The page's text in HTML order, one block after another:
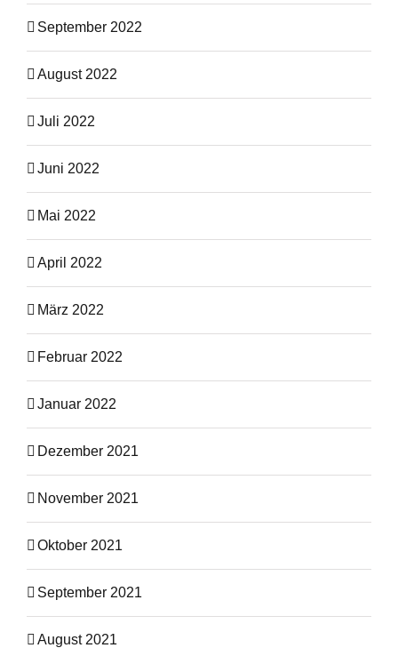
September 2022
August 2022
Juli 2022
Juni 2022
Mai 2022
April 2022
März 2022
Februar 2022
Januar 2022
Dezember 2021
November 2021
Oktober 2021
September 2021
August 2021